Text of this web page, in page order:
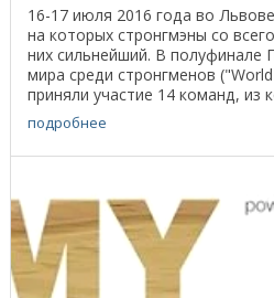
16-17 июля 2016 года во
на которых стронгмэны со
них сильнейший. В полуфинале
мира среди стронгменов
приняли участие 14 команд, из
подробнее